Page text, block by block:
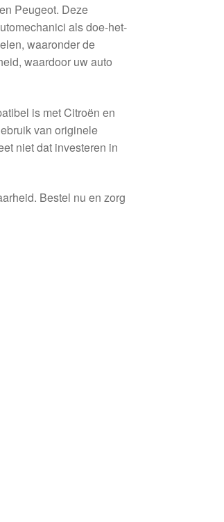
Peugeot. Deze
als doe-het-
waaronder de
waardoor uw auto
is met Citroën en
van originele
niet dat investeren in
Bestel nu en zorg